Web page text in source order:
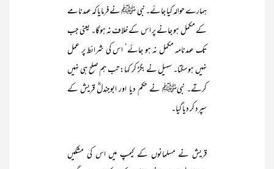
ہمارے حوالہ کیا جائے۔ نبی ﷺ نے فرمایا کہ عہدنامے
کے مکمل ہو جانے پر اس کے خلاف نہ ہوگا۔ یعنی جب
تک عہدنامہ مکمل نہ ہو جائے‘ اس کی شرائط پر عمل
نہیں ہوسکتا۔ سہیل نے بگڑ کر کہا: تب ہم صلح ہی نہیں
کرتے۔ نبیﷺ نے حکم دیا اور ابوجندلؓ قریش کے
سپرد کر دیا گیا۔
قریش نے مسلمانوں کے کیمپ میں اس کی مشکیں